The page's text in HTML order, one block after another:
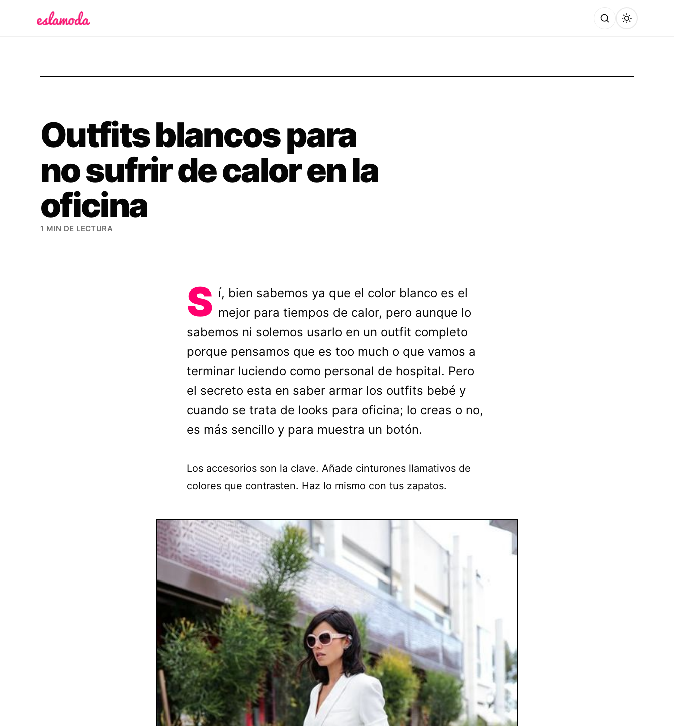
Outfits blancos para
no sufrir de calor en la
oficina
1 MIN DE LECTURA
S í, bien sabemos ya que el color blanco es el
mejor para tiempos de calor, pero aunque lo
sabemos ni solemos usarlo en un outfit completo
porque pensamos que es too much o que vamos a
terminar luciendo como personal de hospital. Pero
el secreto esta en saber armar los outfits bebé y
cuando se trata de looks para oficina; lo creas o no,
es más sencillo y para muestra un botón.
Los accesorios son la clave. Añade cinturones llamativos de
colores que contrasten. Haz lo mismo con tus zapatos.